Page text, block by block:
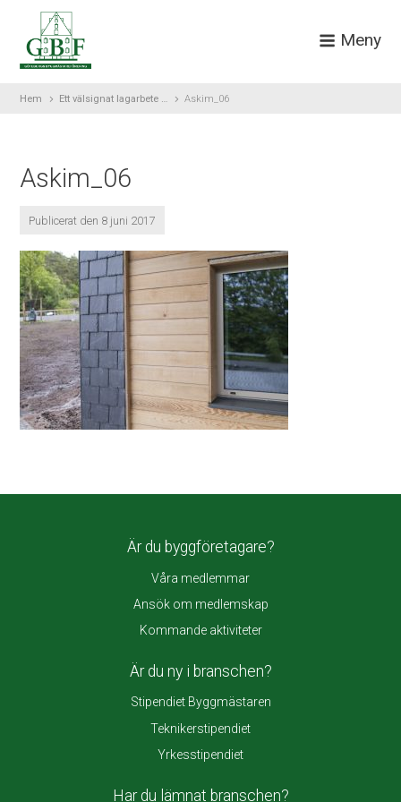
Meny
Hem Ett välsignat lagarbete … Askim_06
Askim_06
Publicerat den 8 juni 2017
Är du byggföretagare?
Våra medlemmar
Ansök om medlemskap
Kommande aktiviteter
Är du ny i branschen?
Stipendiet Byggmästaren
Teknikerstipendiet
Yrkesstipendiet
Har du lämnat branschen?